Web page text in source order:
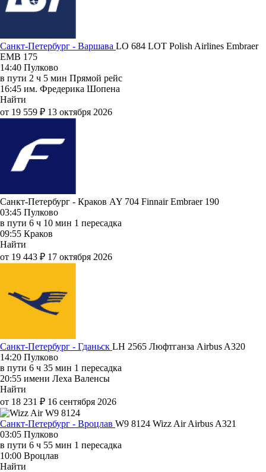
Санкт-Петербург - Варшава LO 684 LOT Polish Airlines Embraer
EMB 175
14:40 Пулково
в пути 2 ч 5 мин Прямой рейс
16:45 им. Фредерика Шопена
Найти
от 19 559 ₽ 13 октября 2026
Санкт-Петербург - Краков AY 704 FinnairEmbraer 190
03:45 Пулково
в пути 6 ч 10 мин 1 пересадка
09:55 Краков
Найти
от 19 443 ₽ 17 октября 2026
Санкт-Петербург - Гданьск LH 2565 Люфтганза Airbus A320
14:20 Пулково
в пути 6 ч 35 мин 1 пересадка
20:55 имени Леха Валенсы
Найти
от 18 231 ₽ 16 сентября 2026
Санкт-Петербург - Вроцлав W9 8124 Wizz AirAirbus A321
03:05 Пулково
в пути 6 ч 55 мин 1 пересадка
10:00 Вроцлав
Найти